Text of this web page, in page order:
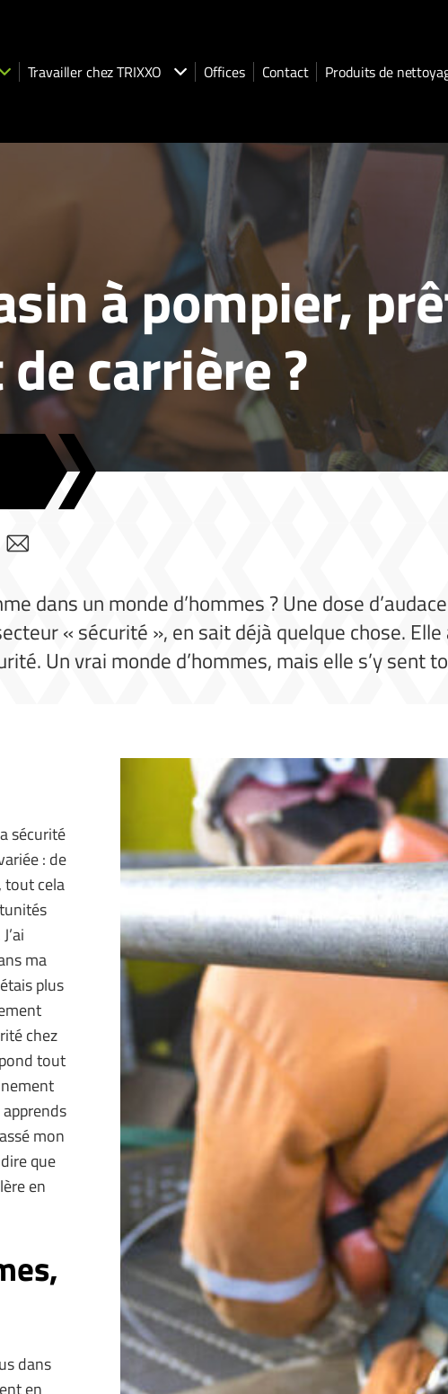
Travailler chez TRIXXO Offices Contact Produits de
à pompier,
carrière ?
dans un monde d’hommes ? Une dose
« sécurité », en sait déjà quelque chose.
Un vrai monde d’hommes, mais elle s’y sent
sécurité
: de
tout cela
ma
plus
chez
tout
mon
que
en
dans
en